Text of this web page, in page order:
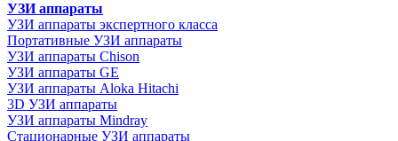
УЗИ аппараты
УЗИ аппараты экспертного класса
Портативные УЗИ аппараты
УЗИ аппараты Chison
УЗИ аппараты GE
УЗИ аппараты Aloka Hitachi
3D УЗИ аппараты
УЗИ аппараты Mindray
Стационарные УЗИ аппараты